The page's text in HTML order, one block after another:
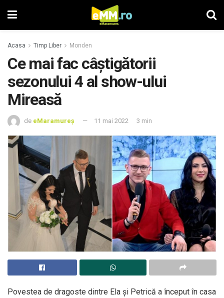
Acasa Timp Liber Monden
Ce mai fac câștigătorii
sezonului 4 al show-ului
Mireasă
de eMaramureș 11 mai 2022 3 min
Povestea de dragoste dintre Ela și Petrică a început în casa